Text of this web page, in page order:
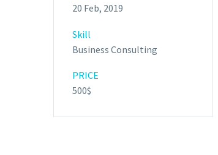
20 Feb, 2019
Skill
Business Consulting
PRICE
500$